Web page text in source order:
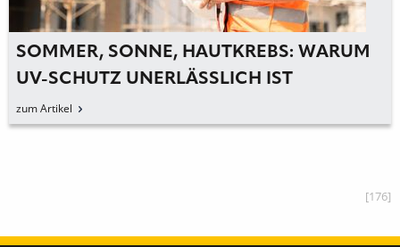
SOMMER, SONNE, HAUTKREBS: WARUM
UV-SCHUTZ UNERLÄSSLICH IST
zum Artikel
[176]